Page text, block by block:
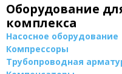
Оборудование
комплекса
Насосное оборудование
Компрессоры
Трубопроводная